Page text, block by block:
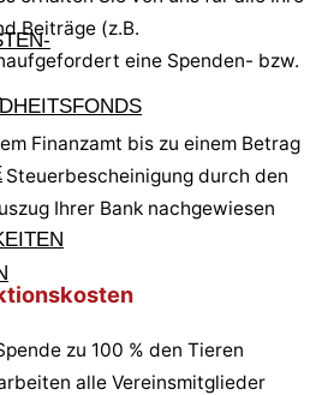
Beiträge (z.B.
eine Spenden- bzw.
Finanzamt bis zu einem Betrag
Steuerbescheinigung durch den
Ihrer Bank nachgewiesen
zu 100 % den Tieren
alle Vereinsmitglieder